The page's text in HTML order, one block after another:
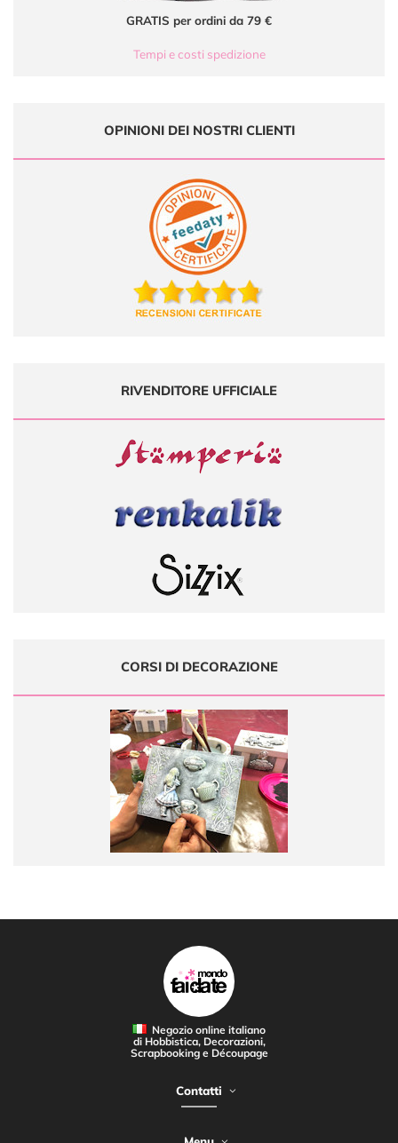
GRATIS per ordini da 79 €
Tempi e costi spedizione
OPINIONI DEI NOSTRI CLIENTI
RIVENDITORE UFFICIALE
CORSI DI DECORAZIONE
Negozio online italiano
di Hobbistica, Decorazioni,
Scrapbooking e Découpage
Contatti